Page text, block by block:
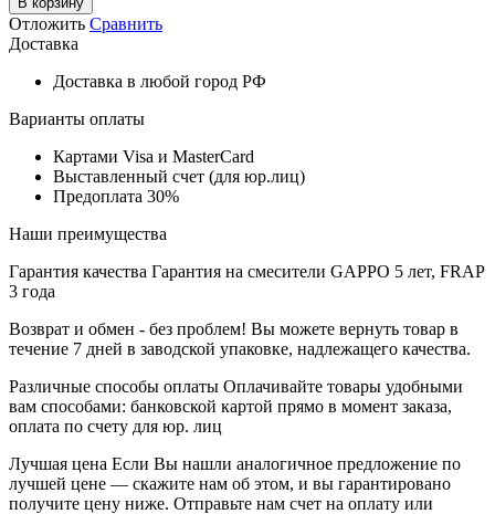
Отложить Сравнить
Доставка
Доставка в любой город РФ
Варианты оплаты
Картами Visa и MasterCard
Выставленный счет (для юр.лиц)
Предоплата 30%
Наши преимущества
Гарантия качества Гарантия на смесители GAPPO 5 лет, FRAP
3 года
Возврат и обмен - без проблем! Вы можете вернуть товар в
течение 7 дней в заводской упаковке, надлежащего качества.
Различные способы оплаты Оплачивайте товары удобными
вам способами: банковской картой прямо в момент заказа,
оплата по счету для юр. лиц
Лучшая цена Если Вы нашли аналогичное предложение по
лучшей цене — скажите нам об этом, и вы гарантировано
получите цену ниже. Отправьте нам счет на оплату или